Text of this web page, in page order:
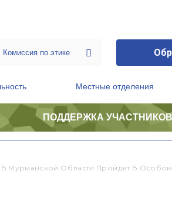
Местные отделения
ПОДДЕРЖКА
В Мурманской Области Пройдет В